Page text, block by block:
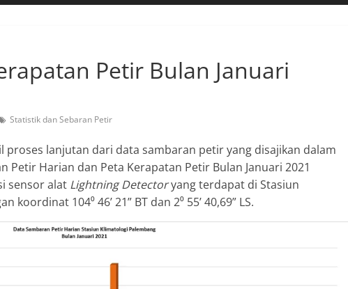
Petir Bulan Januari
Statistik dan Sebaran Petir
proses lanjutan dari data sambaran petir yang disajikan dalam
Petir Harian dan Peta Kerapatan Petir Bulan Januari 2021
sensor alat Lightning Detectoryang terdapat di Stasiun
koordinat 104⁰ 46’ 21” BT dan 2⁰ 55’ 40,69” LS.